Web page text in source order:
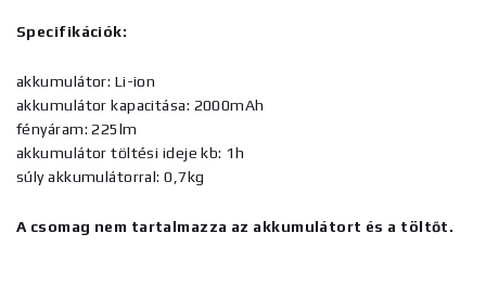
Specifikációk:
akkumulátor: Li-ion
akkumulátor kapacitása: 2000mAh
fényáram: 225lm
akkumulátor töltési ideje kb: 1h
súly akkumulátorral: 0,7kg
A csomag nem tartalmazza az akkumulátort és a töltőt.